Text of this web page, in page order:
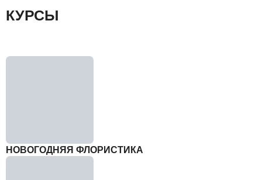
КУРСЫ
НОВОГОДНЯЯ ФЛОРИСТИКА